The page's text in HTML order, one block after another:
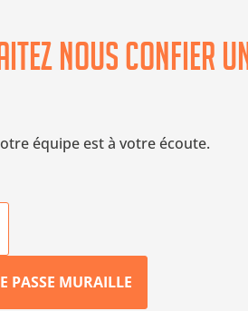
nous confier un
équipe est à votre écoute.
PASSE MURAILLE